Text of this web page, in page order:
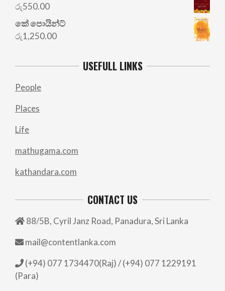
රු550.00
කේ පොයින්ට්
රු1,250.00
USEFULL LINKS
People
Places
Life
mathugama.com
kathandara.com
CONTACT US
88/5B, Cyril Janz Road, Panadura, Sri Lanka
mail@contentlanka.com
(+94) 077 1734470(Raj) / (+94) 077 1229191
(Para)